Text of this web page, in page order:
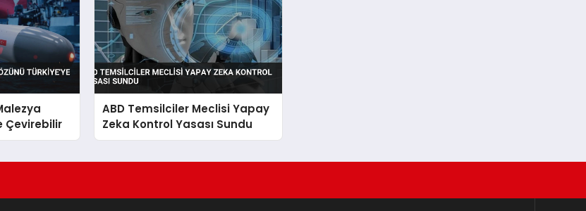
Çevirebilir
ABD Temsilciler Meclisi Yapay
Zeka Kontrol Yasası Sundu